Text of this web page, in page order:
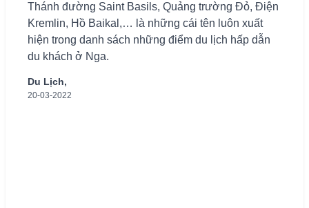
Thánh đường Saint Basils, Quảng trường Đỏ, Điện
Kremlin, Hồ Baikal,… là những cái tên luôn xuất
hiện trong danh sách những điểm du lịch hấp dẫn
du khách ở Nga.
Du Lịch,
20-03-2022